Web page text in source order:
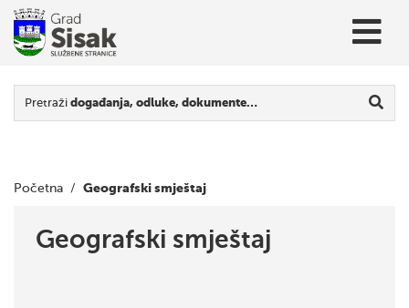
Pretraži događanja, odluke, dokumente…
Početna / Geografski smještaj
Geografski smještaj